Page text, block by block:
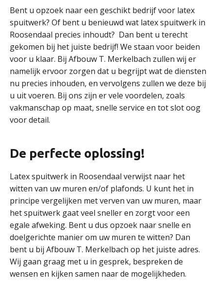
Bent u opzoek naar een geschikt bedrijf voor latex
spuitwerk? Of bent u benieuwd wat latex spuitwerk in
Roosendaal precies inhoudt? Dan bent u terecht
gekomen bij het juiste bedrijf! We staan voor beiden
voor u klaar. Bij Afbouw T. Merkelbach zullen wij er
namelijk ervoor zorgen dat u begrijpt wat de diensten
nu precies inhouden, en vervolgens zullen we deze bij
u uit voeren. Bij ons zijn er vele voordelen, zoals
vakmanschap op maat, snelle service en tot slot oog
voor detail.
De perfecte oplossing!
Latex spuitwerk in Roosendaal verwijst naar het
witten van uw muren en/of plafonds. U kunt het in
principe vergelijken met verven van uw muren, maar
het spuitwerk gaat veel sneller en zorgt voor een
egale afweking. Bent u dus opzoek naar snelle en
doelgerichte manier om uw muren te witten? Dan
bent u bij Afbouw T. Merkelbach op het juiste adres.
Wij gaan graag met u in gesprek, bespreken de
wensen en kijken samen naar de mogelijkheden.